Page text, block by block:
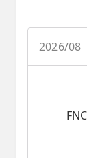
2026/08